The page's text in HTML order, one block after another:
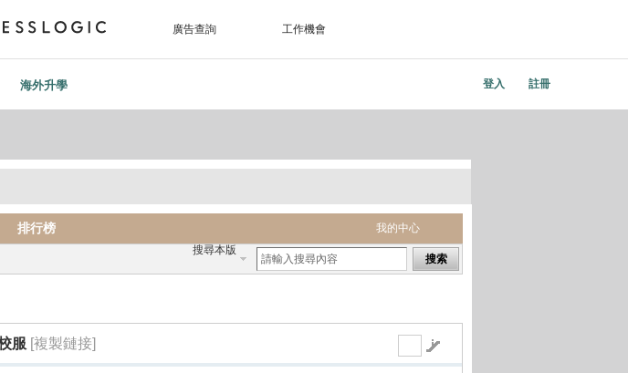
廣告查詢 工作機會
海外升學 登入 註冊
我的中心
排行榜
搜尋本版
搜索
服 [複製鏈接]